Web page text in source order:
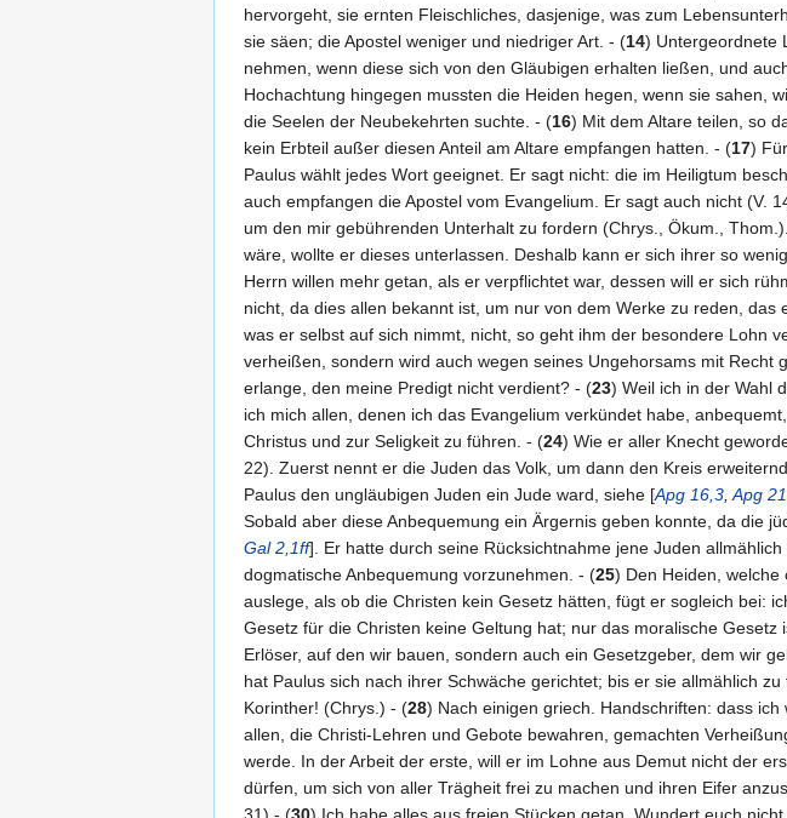
hervorgeht, sie ernten Fleischliches, dasjenige, was zum
sie säen; die Apostel weniger und niedriger Art. - (14) Untergeordnete
nehmen, wenn diese sich von den Gläubigen erhalten ließen, und
Hochachtung hingegen mussten die Heiden hegen, wenn sie sahen,
die Seelen der Neubekehrten suchte. - (16) Mit dem Altare teilen, so
kein Erbteil außer diesen Anteil am Altare empfangen hatten. - (17)
Paulus wählt jedes Wort geeignet. Er sagt nicht: die im Heiligtum
auch empfangen die Apostel vom Evangelium. Er sagt auch nicht (V.
um den mir gebührenden Unterhalt zu fordern (Chrys., Ökum.,
wäre, wollte er dieses unterlassen. Deshalb kann er sich ihrer so
Herrn willen mehr getan, als er verpflichtet war, dessen will er sich
nicht, da dies allen bekannt ist, um nur von dem Werke zu reden,
was er selbst auf sich nimmt, nicht, so geht ihm der besondere Lohn
verheißen, sondern wird auch wegen seines Ungehorsams mit Recht
erlange, den meine Predigt nicht verdient? - (23) Weil ich in der Wahl
ich mich allen, denen ich das Evangelium verkündet habe,
Christus und zur Seligkeit zu führen. - (24) Wie er aller Knecht
22). Zuerst nennt er die Juden das Volk, um dann den Kreis
Paulus den ungläubigen Juden ein Jude ward, siehe [Apg 16,3 Apg
Sobald aber diese Anbequemung ein Ärgernis geben konnte, da die
Gal 2,1ff]. Er hatte durch seine Rücksichtnahme jene Juden
dogmatische Anbequemung vorzunehmen. - (25) Den Heiden,
auslege, als ob die Christen kein Gesetz hätten, fügt er sogleich bei:
Gesetz für die Christen keine Geltung hat; nur das moralische
Erlöser, auf den wir bauen, sondern auch ein Gesetzgeber, dem wir
hat Paulus sich nach ihrer Schwäche gerichtet; bis er sie allmählich
Korinther! (Chrys.) - (28) Nach einigen griech. Handschriften: dass
allen, die Christi-Lehren und Gebote bewahren, gemachten
werde. In der Arbeit der erste, will er im Lohne aus Demut nicht der
dürfen, um sich von aller Trägheit frei zu machen und ihren Eifer